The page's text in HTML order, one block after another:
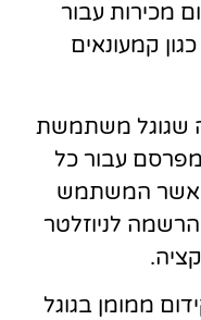
מכירות עבור
קמעונאים
שגוגל משתמשת
עבור כל
כאשר המשתמש
הרשמה לניוזלטר
ממומן בגוגל